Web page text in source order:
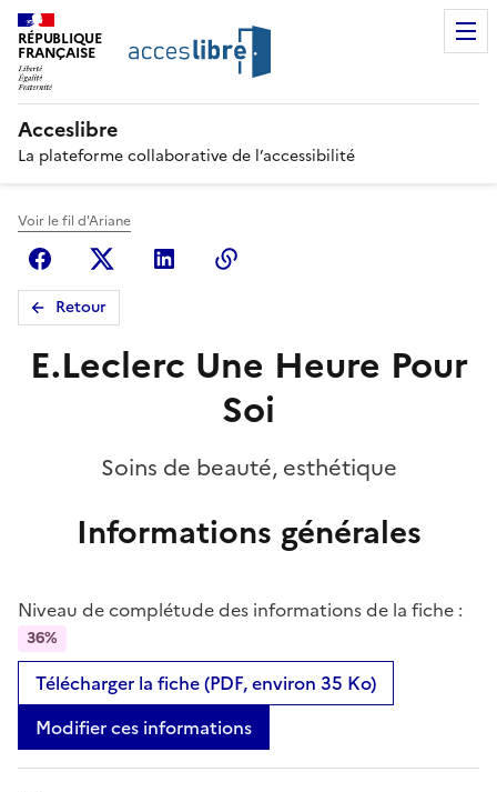
RÉPUBLIQUE
FRANÇAISE
Acceslibre
La plateforme collaborative de l’accessibilité
Voir le fil d'Ariane
FacebookX (anciennement Twitter)
Linkedin
Retour
E.Leclerc Une Heure Pour
Soi
Soins de beauté, esthétique
Informations générales
Niveau de complétude des informations de la fiche :
36%
Télécharger la fiche (PDF, environ 35 Ko)
Modifier ces informations